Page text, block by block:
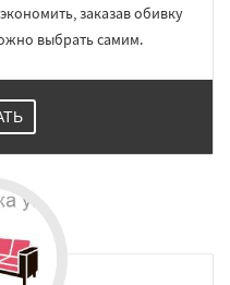
заказав обивку
выбрать самим.